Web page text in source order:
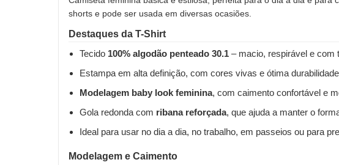
shorts e pode ser usada em diversas ocasiões.
Destaques da T-Shirt
Tecido 100% algodão penteado 30.1 – macio, respirável e com
Estampa em alta definição, com cores vivas e ótima
Modelagem baby look feminina, com caimento confortável e
Gola redonda com ribana reforçada, que ajuda a manter o
Ideal para usar no dia a dia, no trabalho, em passeios ou para
Modelagem e Caimento